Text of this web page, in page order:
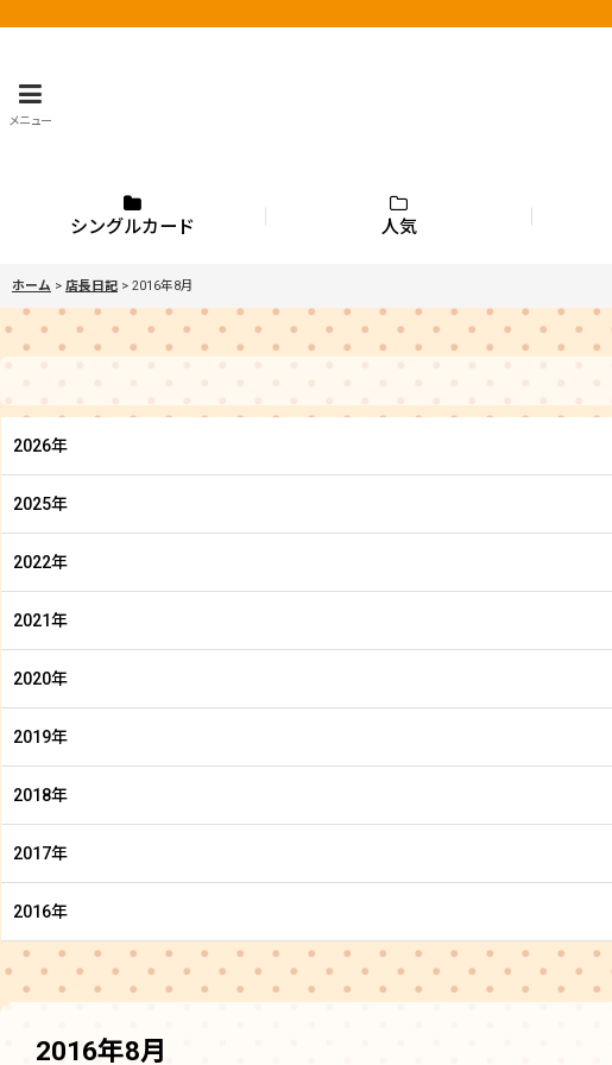
メニュー
シングルカード 人気
ホーム > 店長日記 > 2016年8月
2016年8月
2026年
2025年
2022年
2021年
2020年
2019年
2018年
2017年
2016年